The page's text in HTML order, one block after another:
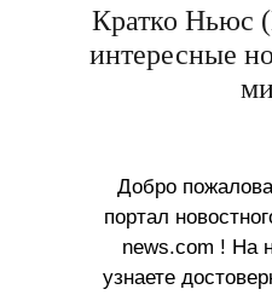
Кратко Ньюс
интересные
Добро
портал
news.com ! На
узнаете